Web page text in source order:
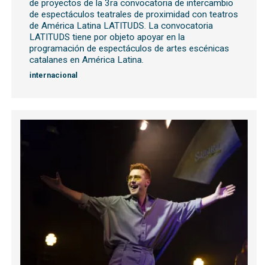
de proyectos de la 3ra convocatoria de intercambio
de espectáculos teatrales de proximidad con teatros
de América Latina LATITUDS. La convocatoria
LATITUDS tiene por objeto apoyar en la
programación de espectáculos de artes escénicas
catalanes en América Latina.
internacional